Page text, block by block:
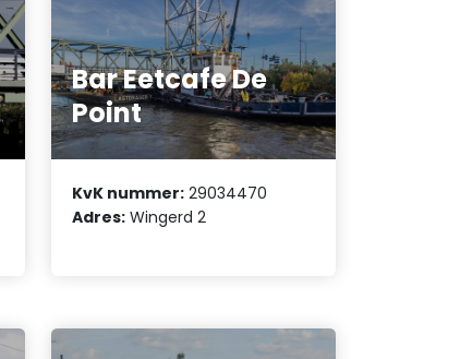
Bar Eetcafe De
Point
KvK nummer: 29034470
Adres: Wingerd 2